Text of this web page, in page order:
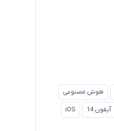
هوش مصنوعی
آیفون 14 iOS